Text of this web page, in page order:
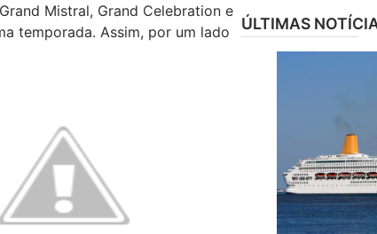
Mistral, Grand Celebration e
temporada. Assim, por um lado
ÚLTIMAS